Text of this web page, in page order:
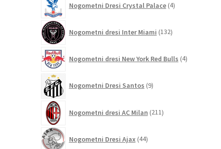
Nogometni Dresi Crystal Palace 4izdelki
Nogometni dresi Inter Miami 132izdelkov
Nogometni dresi New York Red Bulls 4izdelki
Nogometni Dresi Santos 9izdelkov
Nogometni dresi AC Milan 211izdelkov
Nogometni Dresi Ajax 44izdelkov